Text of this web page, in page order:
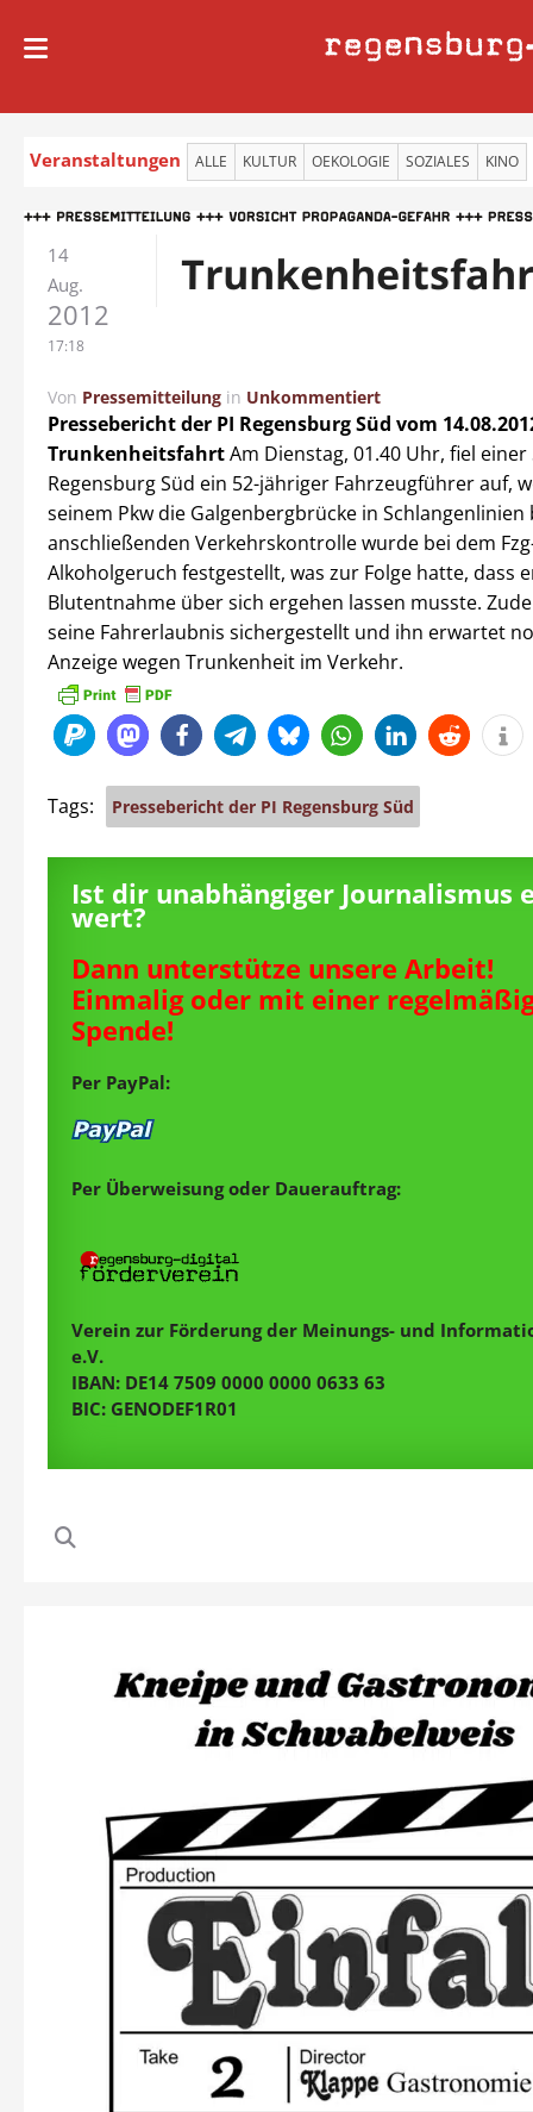
regensburg
Veranstaltungen ALLE KULTUR OEKOLOGIE SOZIALES KINO
14
Aug.
2012
17:18
Von Pressemitteilung in Unkommentiert
Pressebericht der PI Regensburg Süd vom
TrunkenheitsfahrtAm Dienstag, 01.40 Uhr, fiel
Regensburg Süd ein 52-jähriger Fahrzeugführer auf,
seinem Pkw die Galgenbergbrücke in
anschließenden Verkehrskontrolle wurde bei dem
Alkoholgeruch festgestellt, was zur Folge hatte, dass
Blutentnahme über sich ergehen lassen musste.
seine Fahrerlaubnis sichergestellt und ihn erwartet
Anzeige wegen Trunkenheit im Verkehr.
Tags: Pressebericht der PI Regensburg Süd
Ist dir unabhängiger Journalismus
wert?
Dann unterstütze unsere Arbeit!
Einmalig oder mit einer
Spende!
Per PayPal:
Per Überweisung oder Dauerauftrag:
Verein zur Förderung der Meinungs- und
e.V.
IBAN: DE14 7509 0000 0000 0633 63
BIC: GENODEF1R01